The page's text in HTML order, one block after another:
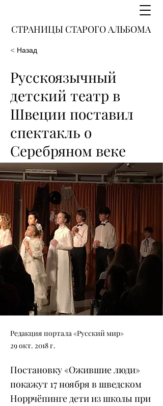
СТРАНИЦЫ СТАРОГО АЛЬБОМА
< Назад
Русскоязычный
детский театр в
Швеции поставил
спектакль о
Серебряном веке
Редакция портала «Русский мир»
29 окт. 2018 г.
Постановку «Ожившие люди»
покажут 17 ноября в шведском
Норрчёпинге дети из школы при